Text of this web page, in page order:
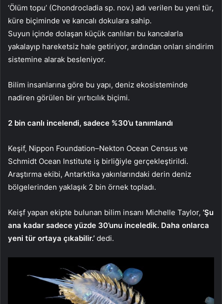
‘Ölüm topu’ (Chondrocladia sp. nov.) adı verilen bu yeni tür,
küre biçiminde ve kancalı dokulara sahip.
Suyun içinde dolaşan küçük canlıları bu kancalarla
yakalayıp hareketsiz hale getiriyor, ardından onları sindirim
sistemine alarak besleniyor.
Bilim insanlarına göre bu yapı, deniz ekosisteminde
nadiren görülen bir yırtıcılık biçimi.
2 bin canlı incelendi, sadece %30’u tanımlandı
Keşif, Nippon Foundation–Nekton Ocean Census ve
Schmidt Ocean Institute iş birliğiyle gerçekleştirildi.
Araştırma ekibi, Antarktika yakınlarındaki derin deniz
bölgelerinden yaklaşık 2 bin örnek topladı.
Keişf yapan ekipte bulunan bilim insanı Michelle Taylor, ‘Şu
ana kadar sadece yüzde 30’unu inceledik. Daha onlarca
yeni tür ortaya çıkabilir.’ dedi.